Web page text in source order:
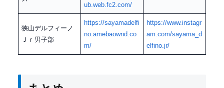
ub.web.fc2.com/
狭山デルフィーノ
Ｊｒ男子部
https://sayamadelfi
no.amebaownd.co
m/
https://www.instagr
am.com/sayama_d
elfino.jr/